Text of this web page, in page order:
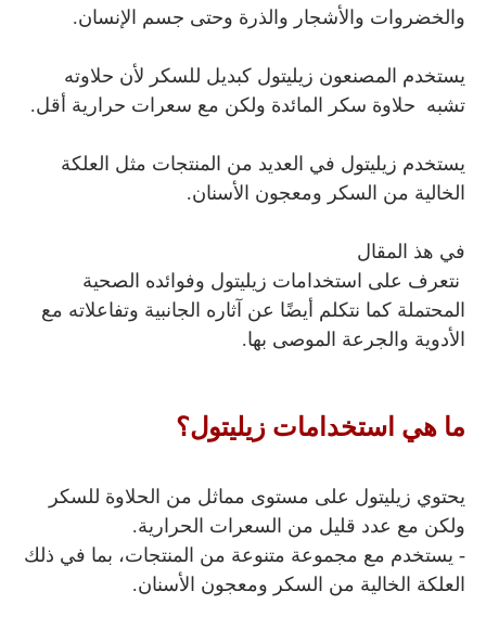
والخضروات والأشجار والذرة وحتى جسم الإنسان.
يستخدم المصنعون زيليتول كبديل للسكر لأن حلاوته
تشبه حلاوة سكر المائدة ولكن مع سعرات حرارية أقل.
يستخدم زيليتول في العديد من المنتجات مثل العلكة
الخالية من السكر ومعجون الأسنان.
في هذ المقال
نتعرف على استخدامات زيليتول وفوائده الصحية
المحتملة كما نتكلم أيضًا عن آثاره الجانبية وتفاعلاته مع
الأدوية والجرعة الموصى بها.
ما هي استخدامات زيليتول؟
يحتوي زيليتول على مستوى مماثل من الحلاوة للسكر
ولكن مع عدد قليل من السعرات الحرارية.
- يستخدم مع مجموعة متنوعة من المنتجات، بما في ذلك
العلكة الخالية من السكر ومعجون الأسنان.